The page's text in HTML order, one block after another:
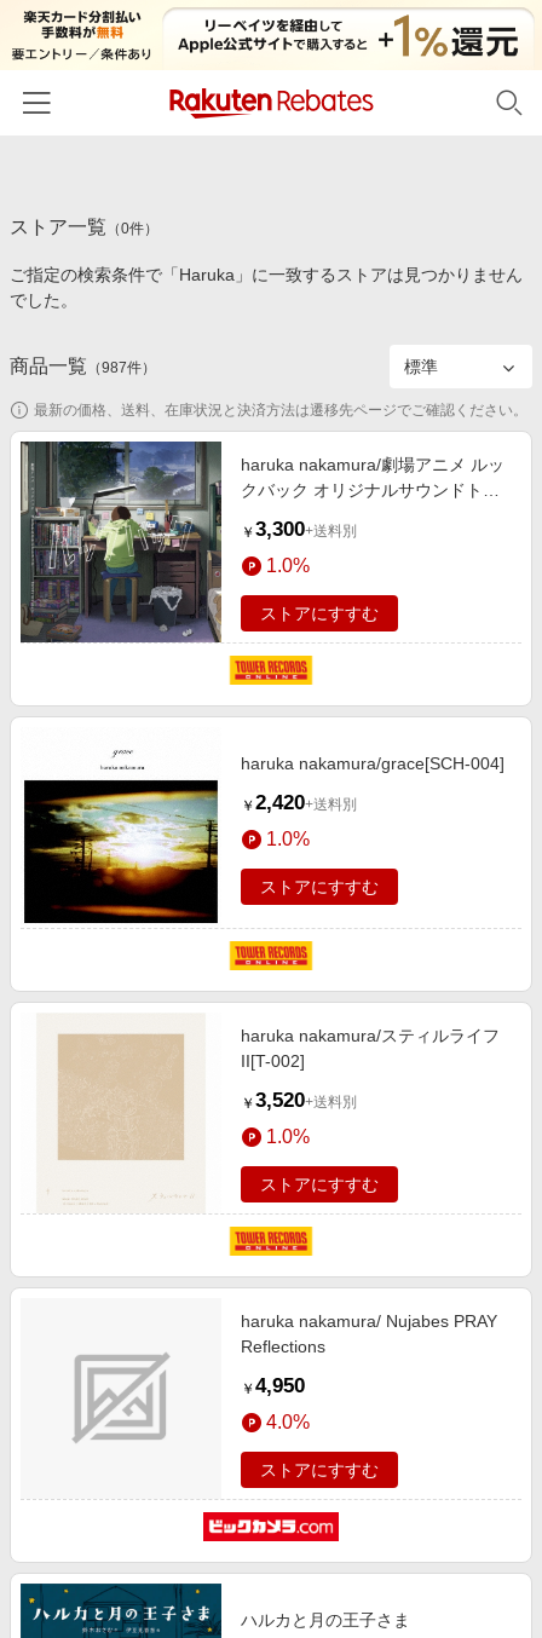
カテゴリー一覧
百貨店・総合ECモール
食品・スイーツ・お酒
コスメ・健康・医薬品
キッズ・ベビー用品
家電・PC・スマホ・カメラ
エンタメ
スポーツ・アウトドア・ゴルフ
インテリア・寝具
旅行・レジャー・ホテル予約
生活・お役立ち
金融・マネー・保険
デジタルコンテンツ
ビジネス・その他サービス
イベント一覧
初回購入者限定特典
対象ストア新規限定特典
新着ストアのご紹介
電子書籍特集
楽天ペイ導入ストア
楽天サービス特集
旅行特集
わくわく夏特集
Qoo10メガポ
Samsung ボーナスキャンペーン
週末の高還元 夏の長期版
楽天IDでログイン/会員登録
ストア一覧 （0件）
ご指定の検索条件で「Haruka」に一致するストアは見つかりません
でした。
商品一覧 （987件）
最新の価格、送料、在庫状況と決済方法は遷移先ページでご確認ください。
haruka nakamura/劇場アニメ ルッ
クバック オリジナルサウンドトラ
￥ 3,300+送料別
1.0%
ストアにすすむ
haruka nakamura/grace[SCH-004]
￥ 2,420+送料別
1.0%
ストアにすすむ
haruka nakamura/スティルライフ
II[T-002]
￥ 3,520+送料別
1.0%
ストアにすすむ
haruka nakamura/ Nujabes PRAY
Reflections
￥ 4,950
4.0%
ストアにすすむ
ハルカと月の王子さま